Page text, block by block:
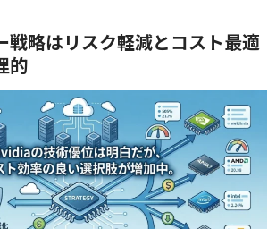
戦略はリスク軽減とコスト最適
的